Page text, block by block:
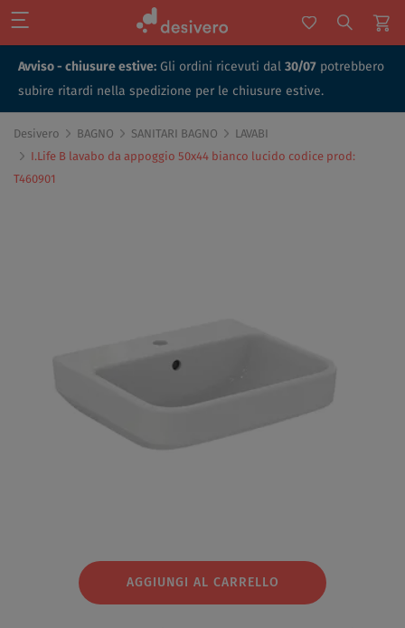
Avviso - chiusure estive: Gli ordini ricevuti dal 30/07 potrebbero
subire ritardi nella spedizione per le chiusure estive.
Desivero BAGNO SANITARI BAGNO
LAVABI
I.Life B lavabo da appoggio 50x44 bianco lucido codice prod:
T460901
AGGIUNGI AL CARRELLO